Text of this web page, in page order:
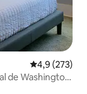
4,9 de uma
4,9 (273)
de Washington